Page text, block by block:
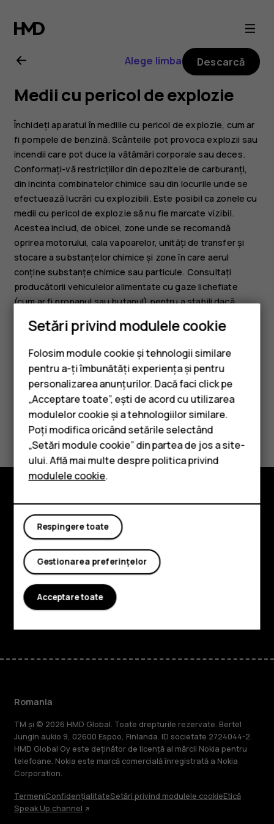
Ghid
de
utilizare
pentru
Nokia
3310
3G
Smartphone-uri
Telefoane clasice
Accesorii
Tablete
Alege limba Descarcă
Medii cu pericol de explozie
Închideți aparatul în mediile cu pericol de explozie, cum ar
fi pompele de benzină. Scânteile pot provoca explozii sau
incendii care pot duce la vătămări corporale sau deces.
Conformați-vă restricțiilor din depozitele de carburanți,
din incinta combinatelor chimice sau din locurile unde se
efectuează lucrări cu explozibili. Este posibil ca zonele cu
medii cu pericol de explozie să nu fie marcate vizibil.
Acestea includ, de obicei, zone unde se recomandă
oprirea motorului, cala vapoarelor, unități de transfer și
stocare a substanțelor chimice și zone în care aerul
conține substanțe chimice sau particule. Consultați
producătorii vehiculelor alimentate cu gaze lichefiate
(cum ar fi propanul sau butanul) pentru a stabili dacă
acestora.
Considerați utile aceste informații?
Da Nu
Despre
Planet and people
Asistență
FacebookInstagram
TiktokYoutube
Romania
TM și © 2026 HMD Global. Toate drepturile rezervate. Bertel
Jungin aukio 9, 02600 Espoo, Finlanda. ID societate 2724044-2.
HMD Global Oy este deținător de licență al mărcii Nokia pentru
telefoane. Nokia este marcă comercială înregistrată a Nokia
Corporation.
TermeniConfidențialitateSetări privind modulele cookieEtică
Speak Up channel
Setări privind modulele cookie
Folosim module cookie și tehnologii similare
pentru a-ți îmbunătăți experiența și pentru
personalizarea anunțurilor. Dacă faci click pe
„Acceptare toate”, ești de acord cu utilizarea
modulelor cookie și a tehnologiilor similare.
Poți modifica oricând setările selectând
„Setări module cookie” din partea de jos a site-
ului. Află mai multe despre politica privind
modulele cookie.
Respingere toate
Gestionarea preferințelor
Acceptare toate